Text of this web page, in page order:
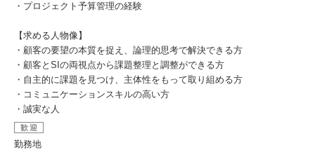
・プロジェクト予算管理の経験
【求める人物像】
・顧客の要望の本質を捉え、論理的思考で解決できる方
・顧客とSIの両視点から課題整理と調整ができる方
・自主的に課題を見つけ、主体性をもって取り組める方
・コミュニケーションスキルの高い方
・誠実な人
歓迎
勤務地